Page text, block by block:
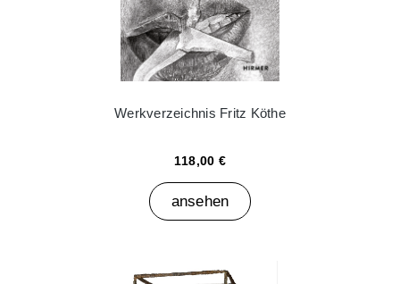
Werkverzeichnis Fritz Köthe
118,00 €
ansehen